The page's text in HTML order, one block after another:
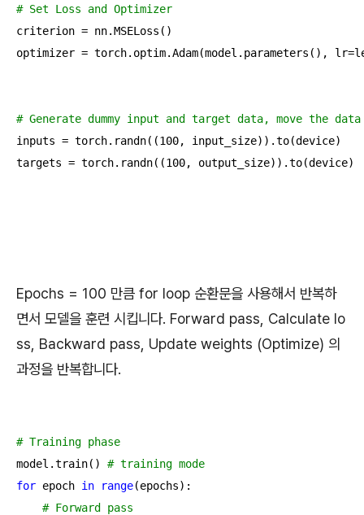
# Set Loss and Optimizer
criterion = nn.MSELoss()
optimizer = torch.optim.Adam(model.parameters(),
# Generate dummy input and target data, move the
inputs = torch.randn((100, input_size)).to(device)
targets = torch.randn((100, output_size)).to(device)
Epochs = 100 만큼 for loop 순환문을 사용해서 반복하
면서 모델을 훈련 시킵니다. Forward pass, Calculate lo
ss, Backward pass, Update weights (Optimize) 의
과정을 반복합니다.
# Training phase
model.train() # training mode
for epoch in range(epochs):
# Forward pass